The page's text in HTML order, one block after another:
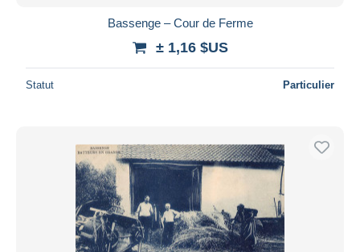
Bassenge – Cour de Ferme
± 1,16 $US
Statut Particulier